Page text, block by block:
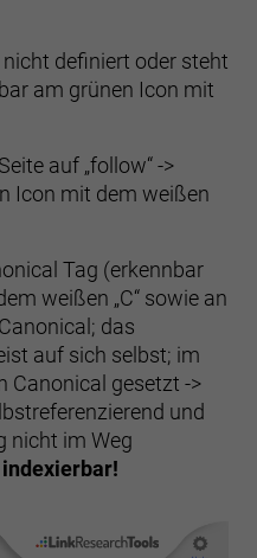
definiert oder steht
am grünen Icon mit
auf „follow“ ->
Icon mit dem weißen
Tag (erkennbar
weißen „C“ sowie an
das
auf sich selbst; im
Canonical gesetzt ->
und
nicht im Weg
indexierbar!